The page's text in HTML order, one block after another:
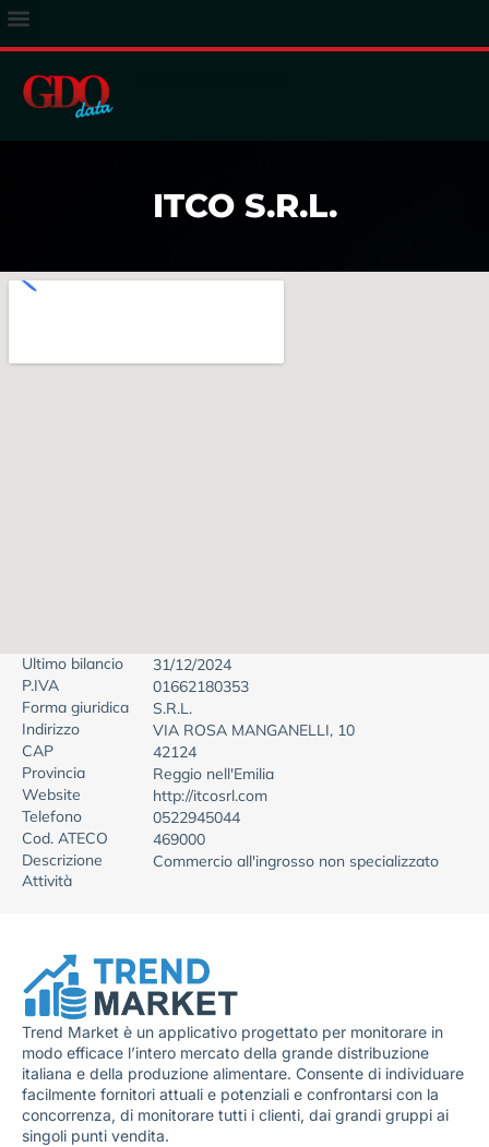
ITCO S.R.L.
Ultimo bilancio
31/12/2024
P.IVA
01662180353
Forma giuridica
S.R.L.
Indirizzo
VIA ROSA MANGANELLI, 10
CAP
42124
Provincia
Reggio nell'Emilia
Website
http://itcosrl.com
Telefono
0522945044
Cod. ATECO
469000
Descrizione
Attività
Commercio all'ingrosso non specializzato
Trend Market è un applicativo progettato per monitorare in
modo efficace l’intero mercato della grande distribuzione
italiana e della produzione alimentare. Consente di individuare
facilmente fornitori attuali e potenziali e confrontarsi con la
concorrenza, di monitorare tutti i clienti, dai grandi gruppi ai
singoli punti vendita.